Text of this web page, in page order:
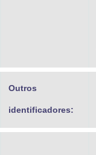
Outros
identificadores: